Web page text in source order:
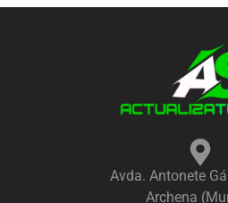
Avda. Antonete
Archena